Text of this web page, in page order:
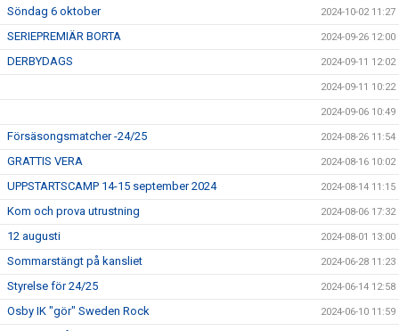
Söndag 6 oktober 2024-10-02 11:27
SERIEPREMIÄR BORTA 2024-09-26 12:00
DERBYDAGS 2024-09-11 12:02
2024-09-11 10:22
2024-09-06 10:49
Försäsongsmatcher -24/25 2024-08-26 11:54
GRATTIS VERA 2024-08-16 10:02
UPPSTARTSCAMP 14-15 september 2024 2024-08-14 11:15
Kom och prova utrustning 2024-08-06 17:32
12 augusti 2024-08-01 13:00
Sommarstängt på kansliet 2024-06-28 11:23
Styrelse för 24/25 2024-06-14 12:58
Osby IK "gör" Sweden Rock 2024-06-10 11:59